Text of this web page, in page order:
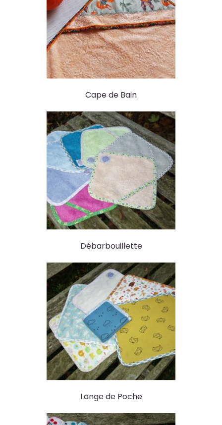
Cape de Bain
Débarbouillette
Lange de Poche